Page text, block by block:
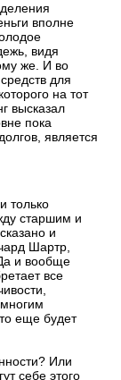
вполне
видя
же. И во
для
на тот
высказал
пока
является
только
старшим и
и
Шартр,
и вообще
все
еще будет
Или
себе этого